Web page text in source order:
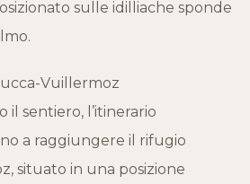
sulle idilliache sponde
Vuillermoz
sentiero, l’itinerario
a raggiungere il rifugio
situato in una posizione